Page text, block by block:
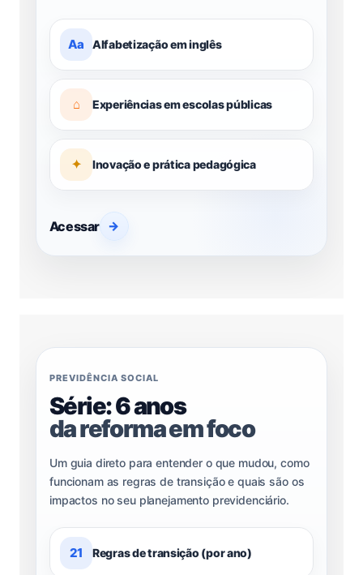
Aa Alfabetização em inglês
⌂ Experiências em escolas públicas
✦ Inovação e prática pedagógica
Acessar →
PREVIDÊNCIA SOCIAL
Série: 6 anos
da reforma em foco
Um guia direto para entender o que mudou, como
funcionam as regras de transição e quais são os
impactos no seu planejamento previdenciário.
21 Regras de transição (por ano)